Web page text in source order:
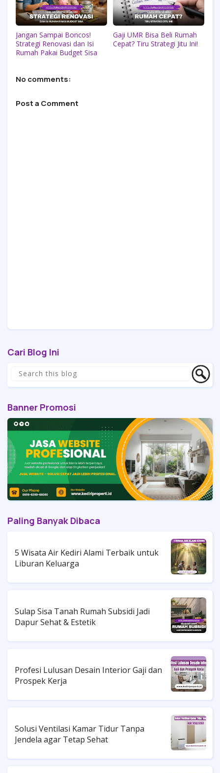
Jangan Sampai Boncos!
Strategi Renovasi dan Isi
Rumah Pakai Budget Sisa
Gaji UMR Bisa Beli Rumah
Cepat? Tiru Strategi Jitu Ini!
No comments:
Post a Comment
Cari Blog Ini
Banner Promosi
Paling Banyak Dibaca
5 Wisata Air Kediri Alami Terbaik untuk
Liburan Keluarga
Sulap Sisa Tanah Rumah Subsidi Jadi
Dapur Sehat & Estetik
Profesi Lulusan Desain Interior Gaji dan
Prospek Kerja
Solusi Ventilasi Kamar Tidur Tanpa
Jendela agar Tetap Sehat